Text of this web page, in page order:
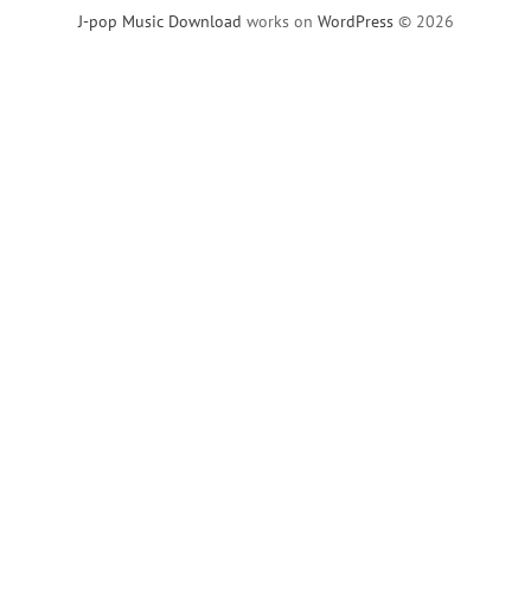
J-pop Music Download works on WordPress © 2026